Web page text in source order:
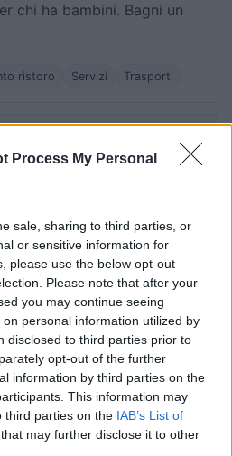
Process My Personal
sale, sharing to third parties, or
or sensitive information for
please use the below opt-out
Please note that after your
you may continue seeing
personal information utilized by
disclosed to third parties prior to
opt-out of the further
information by third parties on the
This information may
third parties on the IAB’s List of
that may further disclose it to other
chi ha bambini. Bagni un
ristoro Servizi Trasporti
ombreggiate, ma
abbastanza puliti.
2 euro a testa per
il ristorante-pizzeria (meno
non c'è molto altro).
di sabbia direttamente dal
La spiaggia è
appena pochi metri
la riva), un paio di metri
c'è una barriera di
si riduce a qualche